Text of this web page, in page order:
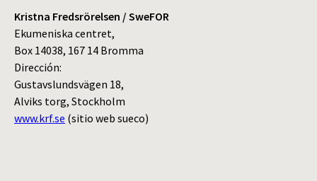
Kristna Fredsrörelsen / SweFOR
Ekumeniska centret,
Box 14038, 167 14 Bromma
Dirección:
Gustavslundsvägen 18,
Alviks torg, Stockholm
www.krf.se (sitio web sueco)